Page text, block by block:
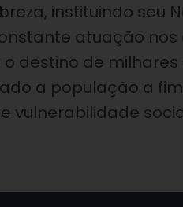
instituindo seu
atuação
destino de
a população a
vulnerabilidade